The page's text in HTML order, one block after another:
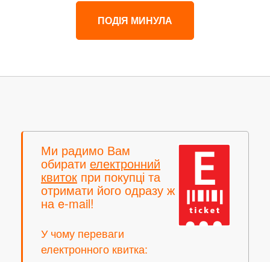
ПОДІЯ МИНУЛА
Ми радимо Вам
обирати електронний
квиток при покупці та
отримати його одразу ж
на e-mail!
У чому переваги
електронного квитка: